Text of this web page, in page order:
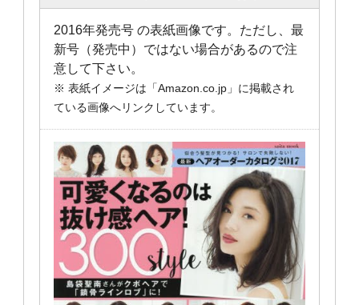
2016年発売号 の表紙画像です。ただし、最
新号（発売中）ではない場合があるので注
意して下さい。
※ 表紙イメージは「Amazon.co.jp」に掲載され
ている画像へリンクしています。